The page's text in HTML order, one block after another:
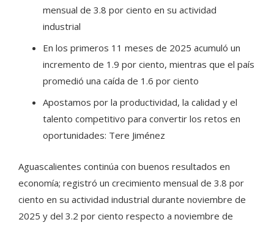
mensual de 3.8 por ciento en su actividad
industrial
En los primeros 11 meses de 2025 acumuló un
incremento de 1.9 por ciento, mientras que el país
promedió una caída de 1.6 por ciento
Apostamos por la productividad, la calidad y el
talento competitivo para convertir los retos en
oportunidades: Tere Jiménez
Aguascalientes continúa con buenos resultados en
economía; registró un crecimiento mensual de 3.8 por
ciento en su actividad industrial durante noviembre de
2025 y del 3.2 por ciento respecto a noviembre de